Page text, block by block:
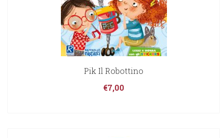
Pik Il Robottino
€7,00